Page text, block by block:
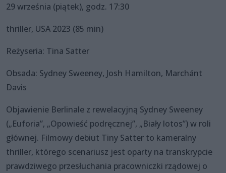
29 września (piątek), godz. 17:30
thriller, USA 2023 (85 min)
Reżyseria: Tina Satter
Obsada: Sydney Sweeney, Josh Hamilton, Marchánt
Davis
Objawienie Berlinale z rewelacyjną Sydney Sweeney
(„Euforia”, „Opowieść podręcznej”, „Biały lotos”) w roli
głównej. Filmowy debiut Tiny Satter to kameralny
thriller, którego scenariusz jest oparty na transkrypcie
prawdziwego przesłuchania pracowniczki rządowej o